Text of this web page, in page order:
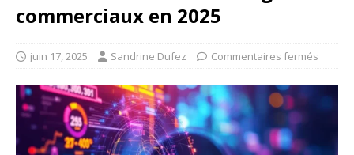
commerciaux en 2025
juin 17, 2025 Sandrine Dufez Commentaires fermés